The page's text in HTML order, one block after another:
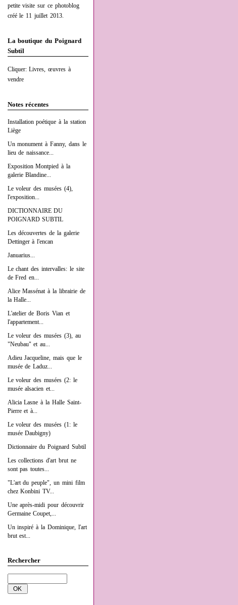
petite visite sur ce photoblog
créé le 11 juillet 2013.
La boutique du Poignard
Subtil
Cliquer: Livres, œuvres à
vendre
Notes récentes
Installation poétique à la station
Liège
Un monument à Fanny, dans le
lieu de naissance...
Exposition Montpied à la
galerie Blandine...
Le voleur des musées (4),
l'exposition...
DICTIONNAIRE DU
POIGNARD SUBTIL
Les découvertes de la galerie
Dettinger à l'encan
Januarius...
Le chant des intervalles: le site
de Fred en...
Alice Massénat à la librairie de
la Halle...
L'atelier de Boris Vian et
l'appartement...
Le voleur des musées (3), au
"Neubau" et au...
Adieu Jacqueline, mais que le
musée de Laduz...
Le voleur des musées (2: le
musée alsacien et...
Alicia Lasne à la Halle Saint-
Pierre et à...
Le voleur des musées (1: le
musée Daubigny)
Dictionnaire du Poignard Subtil
Les collections d'art brut ne
sont pas toutes...
"L'art du peuple", un mini film
chez Konbini TV...
Une après-midi pour découvrir
Germaine Coupet,...
Un inspiré à la Dominique, l'art
brut est...
Rechercher